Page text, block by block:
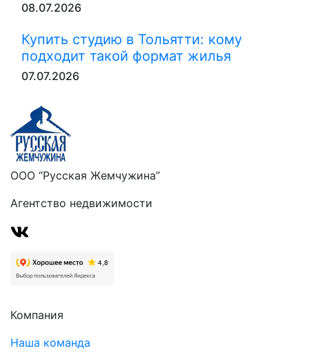
08.07.2026
Купить студию в Тольятти: кому
подходит такой формат жилья
07.07.2026
ООО “Русская Жемчужина”
Агентство недвижимости
Компания
Наша команда